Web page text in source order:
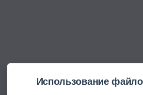
Использование